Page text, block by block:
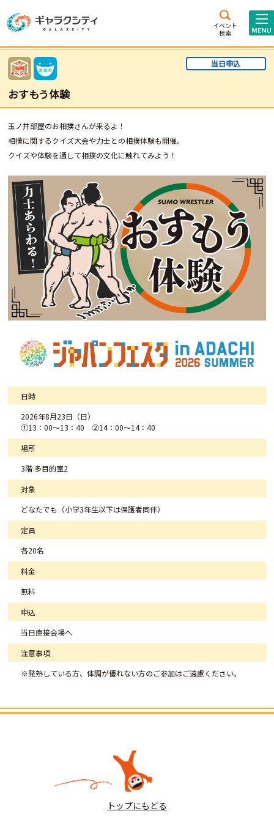
イベント
検索
施設案内
こども
未来創造館
施設･
アトラクション
ギャラクシティとは
施設貸出･団体利用
こどもみーてぃんぐ
Gがくえん
ブランドからの お知らせ
いっしょに創る
イベントレポート
おすもう体験
当日申込
玉ノ井部屋のお相撲さんが来るよ！
相撲に関するクイズ大会や力士との相撲体験も開催。
クイズや体験を通して相撲の文化に触れてみよう！
日時
2026年8月23日（日）
①13：00～13：40 ②14：00～14：40
場所
3階 多目的室2
対象
どなたでも（小学3年生以下は保護者同伴）
定員
各20名
料金
無料
申込
当日直接会場へ
注意事項
※発熱している方、体調が優れない方のご参加はご遠慮ください。
トップにもどる